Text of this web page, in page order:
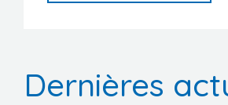
Dernières